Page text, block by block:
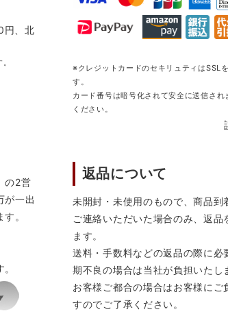
円、北
の2営
が一出
。
※クレジットカードのセキリュティはSSL
す。
カード番号は暗号化されて安全に送信され
ください。
返品について
未開封・未使用のもので、商品到
ご連絡いただいた場合のみ、返品
ます。
送料・手数料などの返品の際に必
期不良の場合は当社が負担いたし
お客様ご都合の場合はお客様にご
すのでご了承ください。